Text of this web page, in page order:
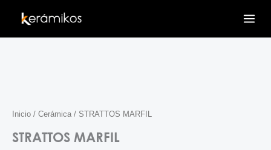
contenido
Inicio / Cerámica / STRATTOS MARFIL
STRATTOS MARFIL